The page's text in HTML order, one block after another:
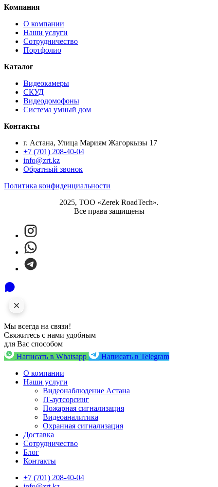
Компания
О компании
Наши услуги
Сотрудничество
Портфолио
Каталог
Видеокамеры
СКУД
Видеодомофоны
Система умный дом
Контакты
г. Астана, Улица Мариям Жагоркызы 17
+7 (701) 208-40-04
info@zrt.kz
Обратный звонок
Политика конфиденциальности
2025, ТОО «Zerek RoadTech».
Все права защищены
Мы всегда на связи!
Свяжитесь с нами удобным
для Вас способом
Написать в Whatsapp
Написать в Telegram
О компании
Наши услуги
Видеонаблюдение Астана
IT-аутсорсинг
Пожарная сигнализация
Видеоаналитика
Охранная сигнализация
Доставка
Сотрудничество
Блог
Контакты
+7 (701) 208-40-04